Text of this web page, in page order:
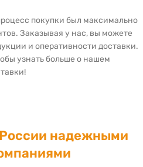
покупки был максимально
Заказывая у нас, вы можете
и оперативности доставки.
узнать больше о нашем
надежными